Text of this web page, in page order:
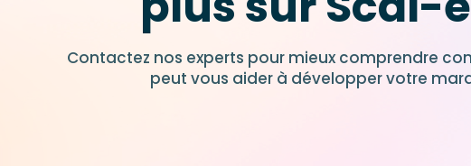
Contactez nos experts pour mieux comprendre
peut vous aider à développer votre